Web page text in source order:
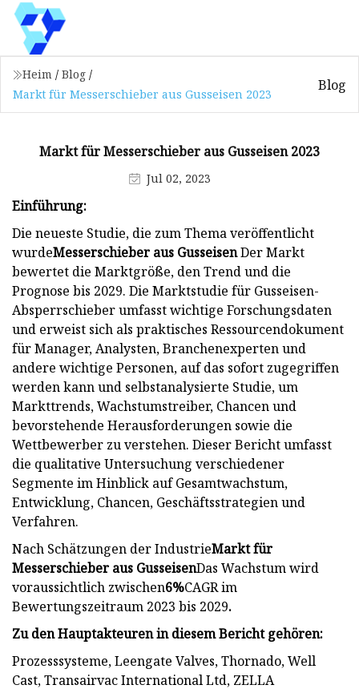
Heim / Blog /
Markt für Messerschieber aus Gusseisen 2023
Blog
Markt für Messerschieber aus Gusseisen 2023
Jul 02, 2023
Einführung:
Die neueste Studie, die zum Thema veröffentlicht
wurdeMesserschieber aus GusseisenDer Markt
bewertet die Marktgröße, den Trend und die
Prognose bis 2029. Die Marktstudie für Gusseisen-
Absperrschieber umfasst wichtige Forschungsdaten
und erweist sich als praktisches Ressourcendokument
für Manager, Analysten, Branchenexperten und
andere wichtige Personen, auf das sofort zugegriffen
werden kann und selbstanalysierte Studie, um
Markttrends, Wachstumstreiber, Chancen und
bevorstehende Herausforderungen sowie die
Wettbewerber zu verstehen. Dieser Bericht umfasst
die qualitative Untersuchung verschiedener
Segmente im Hinblick auf Gesamtwachstum,
Entwicklung, Chancen, Geschäftsstrategien und
Verfahren.
Nach Schätzungen der IndustrieMarkt für
Messerschieber aus GusseisenDas Wachstum wird
voraussichtlich zwischen6%CAGR im
Bewertungszeitraum 2023 bis 2029.
Zu den Hauptakteuren in diesem Bericht gehören:
Prozesssysteme, Leengate Valves, Thornado, Well
Cast, Transairvac International Ltd, ZELLA